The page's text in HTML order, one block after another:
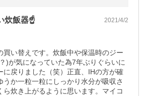
炊飯器☝️ 2021/4/2
買い替えです。炊飯中や保温時のジー
)が気になっていた為7年ぶりぐらいに
に戻りました（笑）正直、IHの方が確
うか一粒一粒にしっかり水分が吸収さ
ら炊き上がるように思います。マイコ